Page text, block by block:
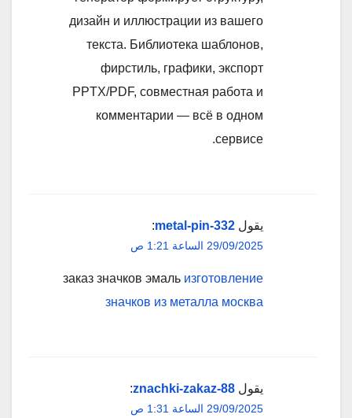
дизайн и иллюстрации из вашего
текста. Библиотека шаблонов,
фирстиль, графики, экспорт
PPTX/PDF, совместная работа и
комментарии — всё в одном
сервисе.
يقول metal-pin-332
:
29/09/2025 الساعة 1:21 ص
заказ значков эмаль изготовление
значков из металла москва
يقول znachki-zakaz-88
:
29/09/2025 الساعة 1:31 ص